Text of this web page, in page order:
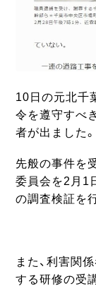
10日の元北千
令を遵守すべ
者が出ました。
先般の事件を
委員会を2月1
の調査検証を
また、利害関
する研修の受